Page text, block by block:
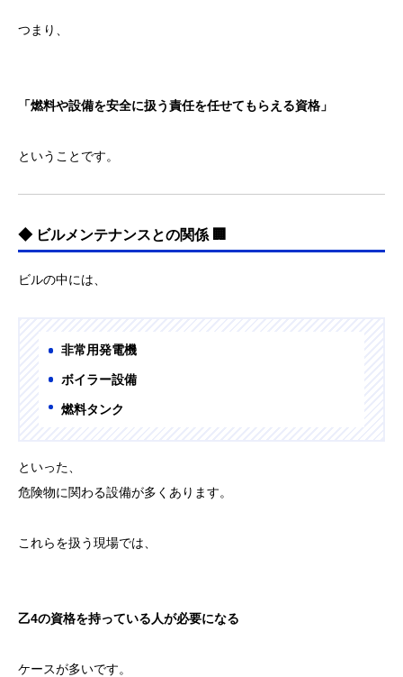
つまり、
「燃料や設備を安全に扱う責任を任せてもらえる資格」
ということです。
◆ ビルメンテナンスとの関係 🏢
ビルの中には、
非常用発電機
ボイラー設備
燃料タンク
といった、
危険物に関わる設備が多くあります。
これらを扱う現場では、
乙4の資格を持っている人が必要になる
ケースが多いです。